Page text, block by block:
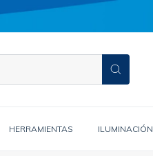
HERRAMIENTAS ILUMINACIÓN